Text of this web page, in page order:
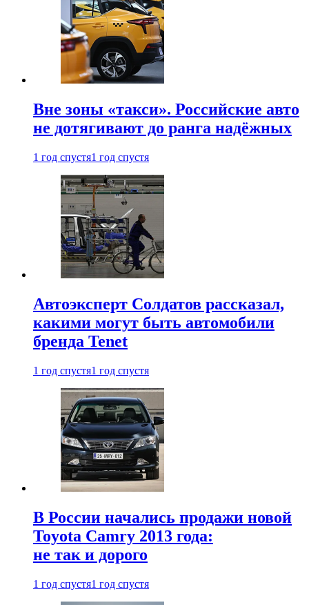
Вне зоны «такси». Российские авто
не дотягивают до ранга надёжных
1 год спустя1 год спустя
Автоэксперт Солдатов рассказал,
какими могут быть автомобили
бренда Tenet
1 год спустя1 год спустя
В России начались продажи новой
Toyota Camry 2013 года:
не так и дорого
1 год спустя1 год спустя